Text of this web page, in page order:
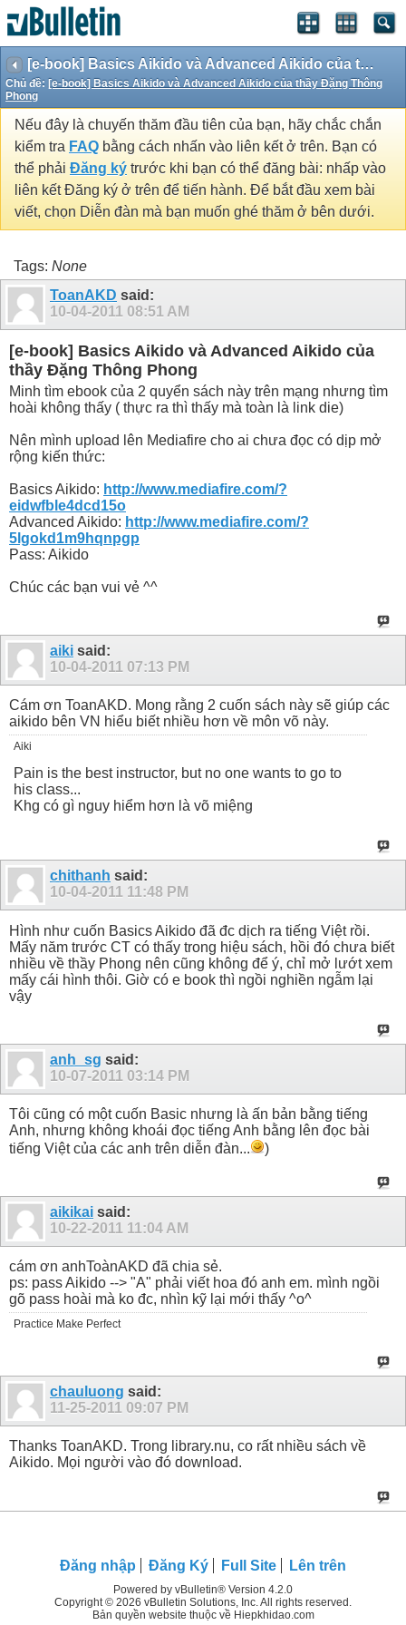
[e-book] Basics Aikido và Advanced Aikido của thầy Đặng Thông Phong
Chủ đề: [e-book] Basics Aikido và Advanced Aikido của thầy Đặng Thông
Phong
Nếu đây là chuyến thăm đầu tiên của bạn, hãy chắc chắn
kiểm tra FAQ bằng cách nhấn vào liên kết ở trên. Bạn có
thể phải Đăng ký trước khi bạn có thể đăng bài: nhấp vào
liên kết Đăng ký ở trên để tiến hành. Để bắt đầu xem bài
viết, chọn Diễn đàn mà bạn muốn ghé thăm ở bên dưới.
Tags: None
ToanAKD said:
10-04-2011 08:51 AM
[e-book] Basics Aikido và Advanced Aikido của
thầy Đặng Thông Phong
Minh tìm ebook của 2 quyển sách này trên mạng nhưng tìm
hoài không thấy ( thực ra thì thấy mà toàn là link die)
Nên mình upload lên Mediafire cho ai chưa đọc có dịp mở
rộng kiến thức:
Basics Aikido: http://www.mediafire.com/?
eidwfble4dcd15o
Advanced Aikido: http://www.mediafire.com/?
5lgokd1m9hqnpgp
Pass: Aikido
Chúc các bạn vui vẻ ^^
aiki said:
10-04-2011 07:13 PM
Cám ơn ToanAKD. Mong rằng 2 cuốn sách này sẽ giúp các
aikido bên VN hiểu biết nhiều hơn về môn võ này.
Aiki
Pain is the best instructor, but no one wants to go to
his class...
Khg có gì nguy hiểm hơn là võ miệng
chithanh said:
10-04-2011 11:48 PM
Hình như cuốn Basics Aikido đã đc dịch ra tiếng Việt rồi.
Mấy năm trước CT có thấy trong hiệu sách, hồi đó chưa biết
nhiều về thầy Phong nên cũng không để ý, chỉ mở lướt xem
mấy cái hình thôi. Giờ có e book thì ngồi nghiền ngẫm lại
vậy
anh_sg said:
10-07-2011 03:14 PM
Tôi cũng có một cuốn Basic nhưng là ấn bản bằng tiếng
Anh, nhưng không khoái đọc tiếng Anh bằng lên đọc bài
tiếng Việt của các anh trên diễn đàn...
)
aikikai said:
10-22-2011 11:04 AM
cám ơn anhToànAKD đã chia sẻ.
ps: pass Aikido --> "A" phải viết hoa đó anh em. mình ngồi
gõ pass hoài mà ko đc, nhìn kỹ lại mới thấy ^o^
Practice Make Perfect
chauluong said:
11-25-2011 09:07 PM
Thanks ToanAKD. Trong library.nu, co rất nhiều sách về
Aikido. Mọi người vào đó download.
Đăng nhập Đăng Ký Full Site Lên trên
Powered by vBulletin® Version 4.2.0
Copyright © 2026 vBulletin Solutions, Inc. All rights reserved.
Bản quyền website thuộc về Hiepkhidao.com